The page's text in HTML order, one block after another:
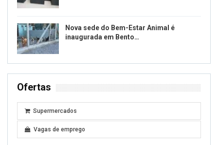
Nova sede do Bem-Estar Animal é
inaugurada em Bento…
Ofertas
Supermercados
Vagas de emprego